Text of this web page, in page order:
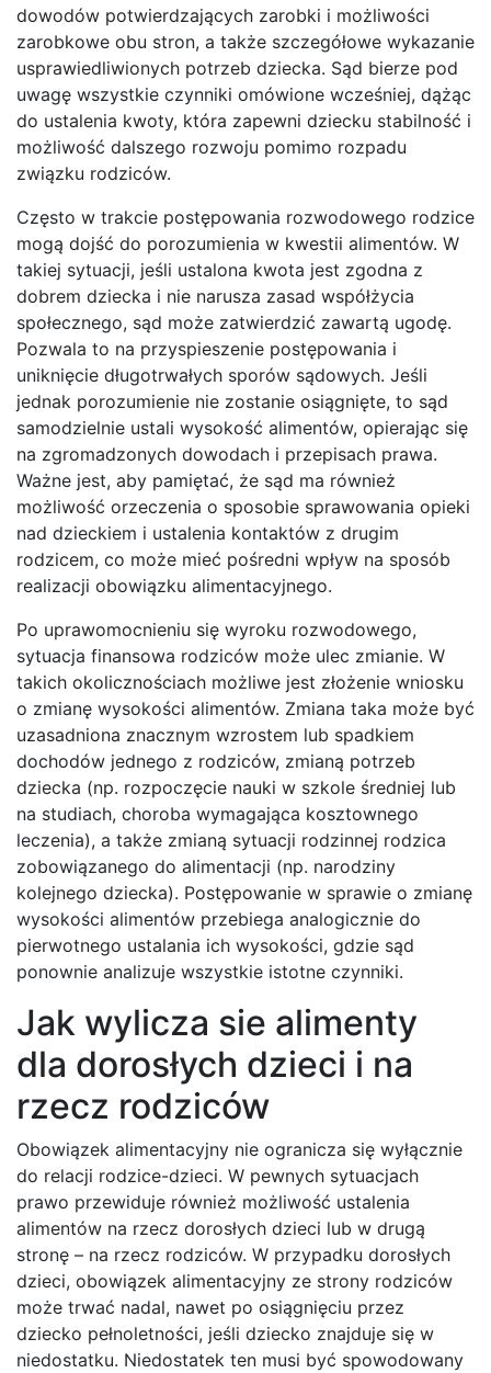
dowodów potwierdzających zarobki i możliwości
zarobkowe obu stron, a także szczegółowe wykazanie
usprawiedliwionych potrzeb dziecka. Sąd bierze pod
uwagę wszystkie czynniki omówione wcześniej, dążąc
do ustalenia kwoty, która zapewni dziecku stabilność i
możliwość dalszego rozwoju pomimo rozpadu
związku rodziców.
Często w trakcie postępowania rozwodowego rodzice
mogą dojść do porozumienia w kwestii alimentów. W
takiej sytuacji, jeśli ustalona kwota jest zgodna z
dobrem dziecka i nie narusza zasad współżycia
społecznego, sąd może zatwierdzić zawartą ugodę.
Pozwala to na przyspieszenie postępowania i
uniknięcie długotrwałych sporów sądowych. Jeśli
jednak porozumienie nie zostanie osiągnięte, to sąd
samodzielnie ustali wysokość alimentów, opierając się
na zgromadzonych dowodach i przepisach prawa.
Ważne jest, aby pamiętać, że sąd ma również
możliwość orzeczenia o sposobie sprawowania opieki
nad dzieckiem i ustalenia kontaktów z drugim
rodzicem, co może mieć pośredni wpływ na sposób
realizacji obowiązku alimentacyjnego.
Po uprawomocnieniu się wyroku rozwodowego,
sytuacja finansowa rodziców może ulec zmianie. W
takich okolicznościach możliwe jest złożenie wniosku
o zmianę wysokości alimentów. Zmiana taka może być
uzasadniona znacznym wzrostem lub spadkiem
dochodów jednego z rodziców, zmianą potrzeb
dziecka (np. rozpoczęcie nauki w szkole średniej lub
na studiach, choroba wymagająca kosztownego
leczenia), a także zmianą sytuacji rodzinnej rodzica
zobowiązanego do alimentacji (np. narodziny
kolejnego dziecka). Postępowanie w sprawie o zmianę
wysokości alimentów przebiega analogicznie do
pierwotnego ustalania ich wysokości, gdzie sąd
ponownie analizuje wszystkie istotne czynniki.
Jak wylicza sie alimenty
dla dorosłych dzieci i na
rzecz rodziców
Obowiązek alimentacyjny nie ogranicza się wyłącznie
do relacji rodzice-dzieci. W pewnych sytuacjach
prawo przewiduje również możliwość ustalenia
alimentów na rzecz dorosłych dzieci lub w drugą
stronę – na rzecz rodziców. W przypadku dorosłych
dzieci, obowiązek alimentacyjny ze strony rodziców
może trwać nadal, nawet po osiągnięciu przez
dziecko pełnoletności, jeśli dziecko znajduje się w
niedostatku. Niedostatek ten musi być spowodowany